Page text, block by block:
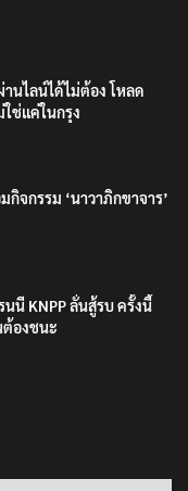
ฝากเงินสำเร็จแล้ว
นไลน์ได้ไม่ต้อง โหลด
ช่แค่ในกรุง
จกรรม ‘นาวาภิกขาจาร’